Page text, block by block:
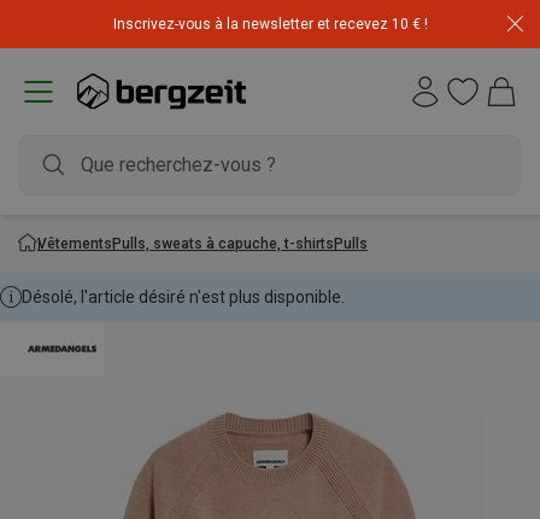
Inscrivez-vous à la newsletter et recevez 10 € !
VêtementsPulls, sweats à capuche, t-shirtsPulls
Désolé, l'article désiré n'est plus disponible.